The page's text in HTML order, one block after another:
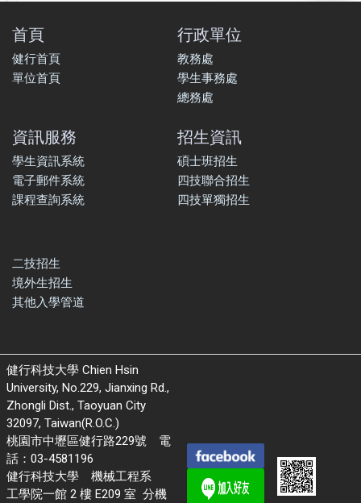
首頁
健行首頁
單位首頁
行政單位
教務處
學生事務處
總務處
資訊服務
學生資訊系統
電子郵件系統
課程查詢系統
招生資訊
碩士班招生
四技聯合招生
四技單獨招生
二技招生
境外生招生
其他入學管道
健行科技大學 Chien Hsin
University, No.229, Jianxing Rd.,
Zhongli Dist., Taoyuan City
32097, Taiwan(R.O.C.)
桃園市中壢區健行路229號 電
話：03-4581196
健行科技大學 機械工程系
工學院一館 2 樓 E209 室 分機